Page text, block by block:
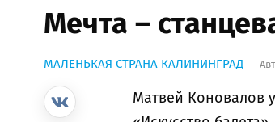
Мечта –
МАЛЕНЬКАЯ СТРАНА КАЛИНИНГРАД
Матвей Коновалов